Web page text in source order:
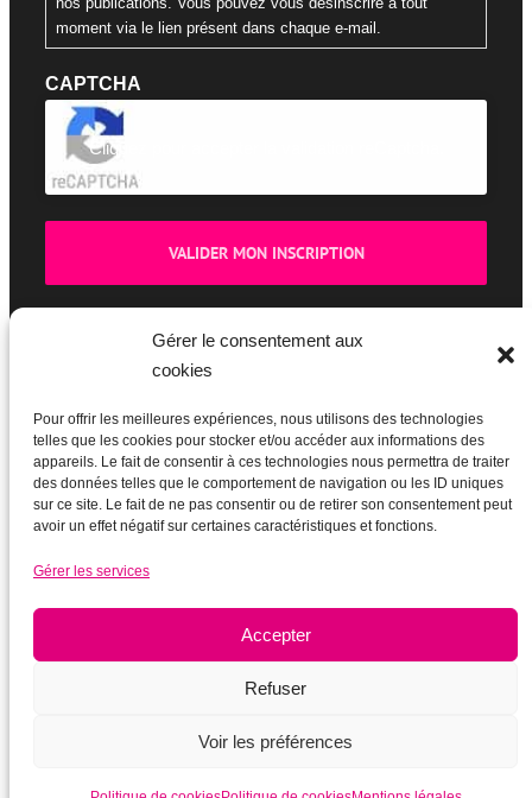
Gérer le consentement aux
cookies
Pour offrir les meilleures expériences, nous utilisons des technologies
telles que les cookies pour stocker et/ou accéder aux informations des
appareils. Le fait de consentir à ces technologies nous permettra de traiter
des données telles que le comportement de navigation ou les ID uniques
sur ce site. Le fait de ne pas consentir ou de retirer son consentement peut
avoir un effet négatif sur certaines caractéristiques et fonctions.
Gérer les services
Accepter
Refuser
Voir les préférences
moment via le lien présent dans chaque e-mail.
CAPTCHA
Cliquez pour accepter la validation reCaptcha.